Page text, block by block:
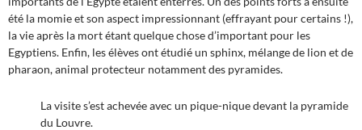
été la momie et son aspect impressionnant (effrayant pour certains !),
la vie après la mort étant quelque chose d’important pour les
Egyptiens. Enfin, les élèves ont étudié un sphinx, mélange de lion et de
pharaon, animal protecteur notamment des pyramides.
La visite s’est achevée avec un pique-nique devant la pyramide
du Louvre.